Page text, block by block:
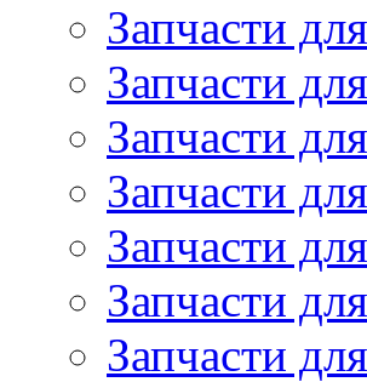
Запчасти
Запчасти
Запчасти
Запчасти
Запчасти
Запчасти
Запчасти